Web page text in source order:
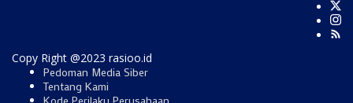
Copy Right @2023 rasioo.id
Pedoman Media Siber
Tentang Kami